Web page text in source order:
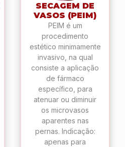
SECAGEM DE
VASOS (PEIM)
PEIM é um
procedimento
estético minimamente
invasivo, na qual
consiste a aplicação
de fármaco
específico, para
atenuar ou diminuir
os microvasos
aparentes nas
pernas. Indicação:
apenas para